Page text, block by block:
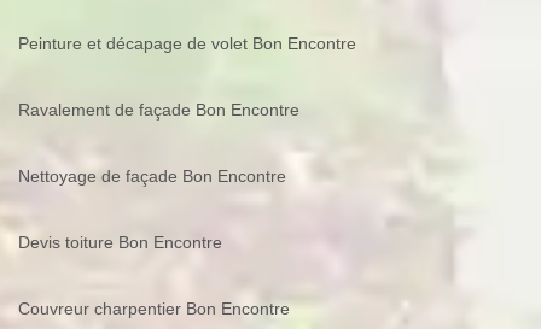
Peinture et décapage de volet Bon Encontre
Ravalement de façade Bon Encontre
Nettoyage de façade Bon Encontre
Devis toiture Bon Encontre
Couvreur charpentier Bon Encontre